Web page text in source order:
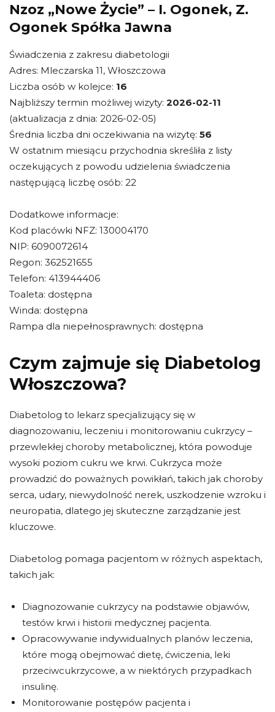
Nzoz „Nowe Życie” – I. Ogonek, Z.
Ogonek Spółka Jawna
Świadczenia z zakresu diabetologii
Adres: Mleczarska 11, Włoszczowa
Liczba osób w kolejce: 16
Najbliższy termin możliwej wizyty: 2026-02-11
(aktualizacja z dnia: 2026-02-05)
Średnia liczba dni oczekiwania na wizytę: 56
W ostatnim miesiącu przychodnia skreśliła z listy
oczekujących z powodu udzielenia świadczenia
następującą liczbę osób: 22
Dodatkowe informacje:
Kod placówki NFZ: 130004170
NIP: 6090072614
Regon: 362521655
Telefon: 413944406
Toaleta: dostępna
Winda: dostępna
Rampa dla niepełnosprawnych: dostępna
Czym zajmuje się Diabetolog
Włoszczowa?
Diabetolog to lekarz specjalizujący się w
diagnozowaniu, leczeniu i monitorowaniu cukrzycy –
przewlekłej choroby metabolicznej, która powoduje
wysoki poziom cukru we krwi. Cukrzyca może
prowadzić do poważnych powikłań, takich jak choroby
serca, udary, niewydolność nerek, uszkodzenie wzroku i
neuropatia, dlatego jej skuteczne zarządzanie jest
kluczowe.
Diabetolog pomaga pacjentom w różnych aspektach,
takich jak:
Diagnozowanie cukrzycy na podstawie objawów,
testów krwi i historii medycznej pacjenta.
Opracowywanie indywidualnych planów leczenia,
które mogą obejmować dietę, ćwiczenia, leki
przeciwcukrzycowe, a w niektórych przypadkach
insulinę.
Monitorowanie postępów pacjenta i